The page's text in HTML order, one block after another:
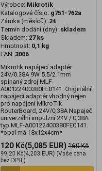
Výrobce: Mikrotik
Katalogové číslo: g751-762a
Záruka (měsíců): 24
Termín dodání (dny): skladem
Skladem: 27 ks
Hmotnost: 0,1 kg
EAN: 3006
Mikrotik napájecí adaptér
24V/0.38A 9W 5.5/2.1mm
spínaný zdroj MLF-
A00122400380FE0141. Originální
napájecí adaptér vhodný nejen
pro napájení MikroTik
RouterBoard, 24V/0,38A Napaječ
univerzální impulzní 24V / 0,38A
typ MLF-A00122400380FE0141.
*obal má 18x12x4cm*
120 Kč(5,085 EUR)160 Kč
99,20 Kč(4,203 EUR) (Vaše cena
bez DPH:)